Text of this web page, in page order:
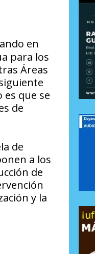
en
para los
Áreas
que se
de
de
a los
de
y la